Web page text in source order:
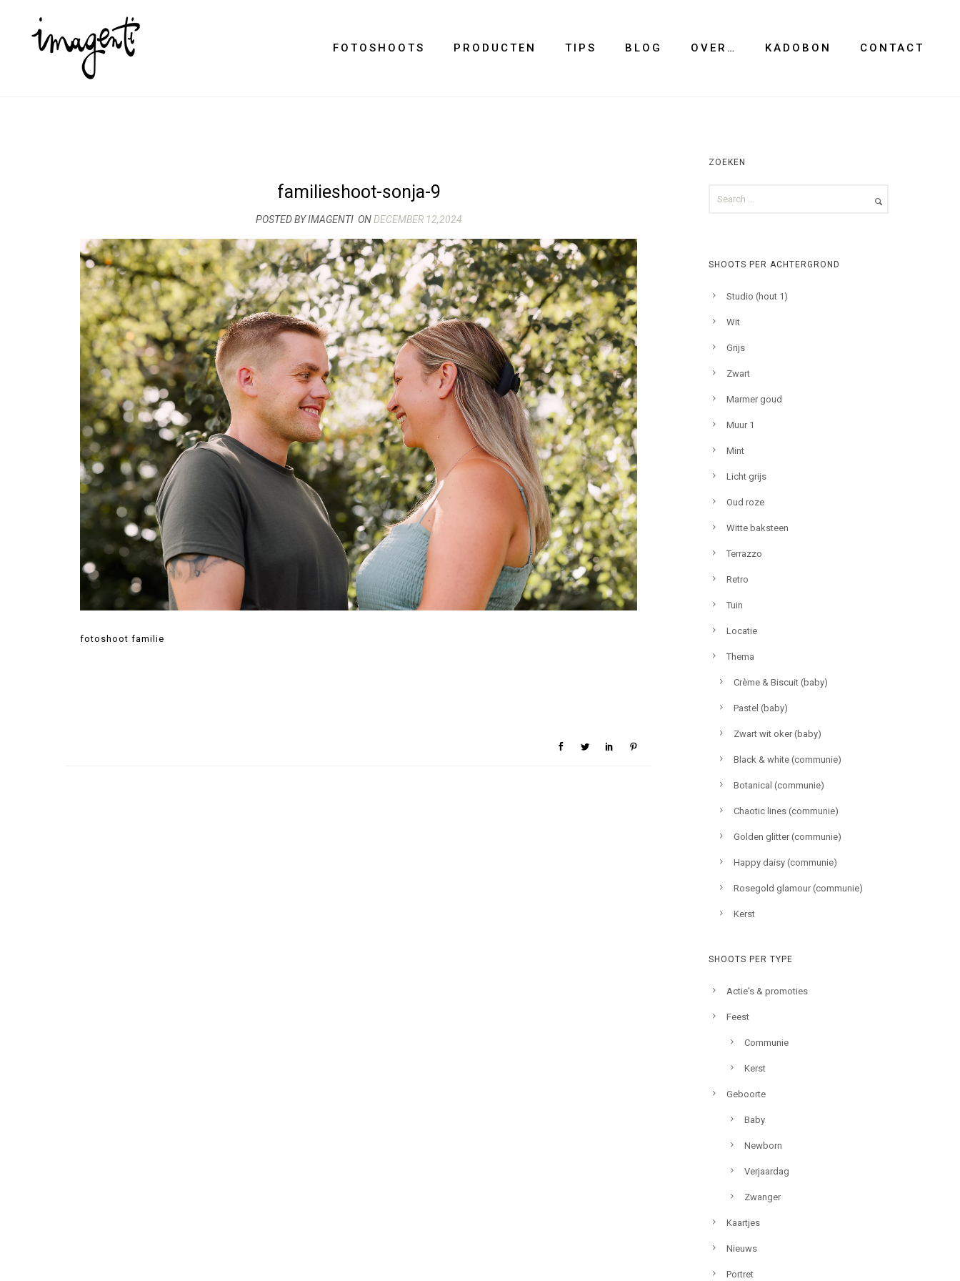
FOTOSHOOTS PRODUCTEN TIPS BLOG OVER… KADOBON CONTACT
familieshoot-sonja-9
POSTED BY IMAGENTI ONDECEMBER 12,2024
fotoshoot familie
ZOEKEN
SHOOTS PER ACHTERGROND
Studio (hout 1)
Wit
Grijs
Zwart
Marmer goud
Muur 1
Mint
Licht grijs
Oud roze
Witte baksteen
Terrazzo
Retro
Tuin
Locatie
Thema
Crème & Biscuit (baby)
Pastel (baby)
Zwart wit oker (baby)
Black & white (communie)
Botanical (communie)
Chaotic lines (communie)
Golden glitter (communie)
Happy daisy (communie)
Rosegold glamour (communie)
Kerst
SHOOTS PER TYPE
Actie's & promoties
Feest
Communie
Kerst
Geboorte
Baby
Newborn
Verjaardag
Zwanger
Kaartjes
Nieuws
Portret